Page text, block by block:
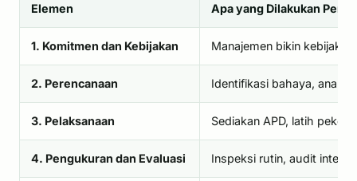
Elemen Apa yang Dilakukan
1. Komitmen dan Kebijakan Manajemen bikin
2. Perencanaan Identifikasi bahaya,
3. Pelaksanaan Sediakan APD, latih
4. Pengukuran dan Evaluasi Inspeksi rutin, audit